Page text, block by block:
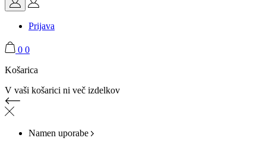
Prijava
0 0
Košarica
V vaši košarici ni več izdelkov
Namen uporabe